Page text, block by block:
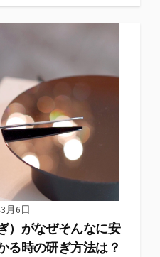
月6日
）がなぜそんなに安
る時の研ぎ方法は？